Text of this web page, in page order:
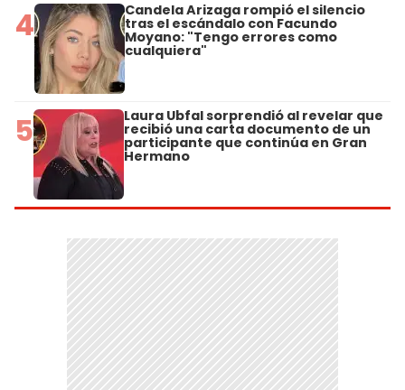
4 Candela Arizaga rompió el silencio
tras el escándalo con Facundo
Moyano: "Tengo errores como
cualquiera"
5 Laura Ubfal sorprendió al revelar que
recibió una carta documento de un
participante que continúa en Gran
Hermano